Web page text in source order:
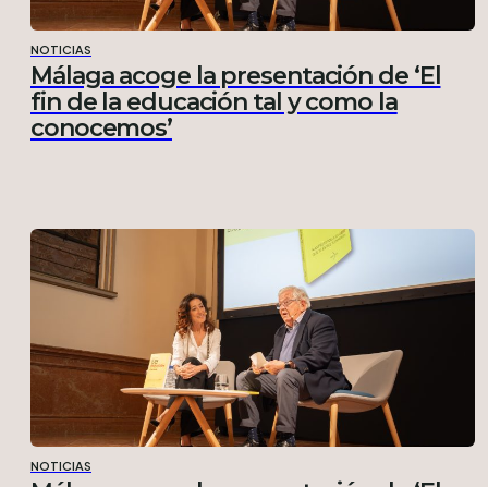
NOTICIAS
Málaga acoge la presentación de ‘El
fin de la educación tal y como la
conocemos’
NOTICIAS